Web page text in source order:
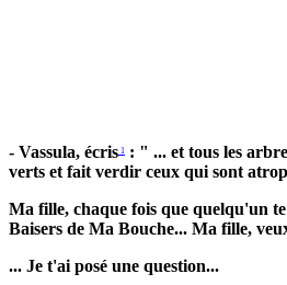
- Vassula, écris 1
: " ... et tous les
verts et fait verdir ceux qui sont
Ma fille, chaque fois que quelqu'un
Baisers de Ma Bouche... Ma fille,
... Je t'ai posé une question...